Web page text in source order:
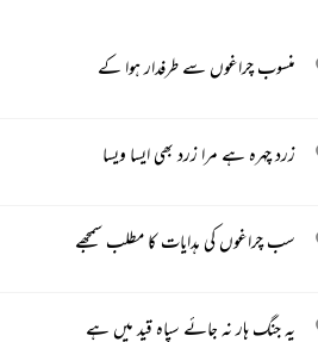
منسوب چراغوں سے طرفدار ہوا کے
زرد چہرہ ہے مرا زرد بھی ایسا ویسا
سب چراغوں کی ہدایات کا مطلب سمجھے
یہ جنگ ہار نہ جائے سپاہ قید میں ہے